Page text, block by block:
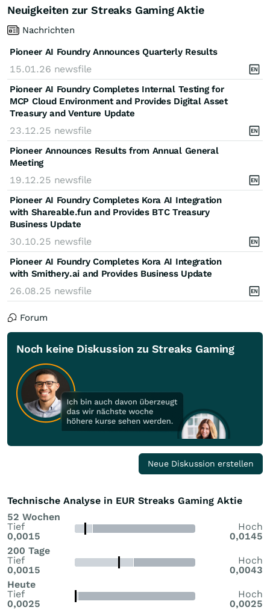
Neuigkeiten zur Streaks Gaming Aktie
Nachrichten
Pioneer AI Foundry Announces Quarterly Results
15.01.26 newsfile
Pioneer AI Foundry Completes Internal Testing for
MCP Cloud Environment and Provides Digital Asset
Treasury and Venture Update
23.12.25 newsfile
Pioneer Announces Results from Annual General
Meeting
19.12.25 newsfile
Pioneer AI Foundry Completes Kora AI Integration
with Shareable.fun and Provides BTC Treasury
Business Update
30.10.25 newsfile
Pioneer AI Foundry Completes Kora AI Integration
with Smithery.ai and Provides Business Update
26.08.25 newsfile
Forum
Noch keine Diskussion zu Streaks Gaming
Neue Diskussion erstellen
Technische Analyse in EUR Streaks Gaming Aktie
52 Wochen
Tief
0,0015
Hoch
0,0145
200 Tage
Tief
0,0015
Hoch
0,0043
Heute
Tief
0,0025
Hoch
0,0025